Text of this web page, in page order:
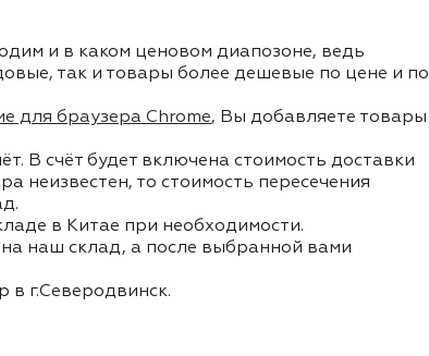
и в каком ценовом диапозоне, ведь
так и товары более дешевые по цене и по
для браузера Chrome, Вы добавляете товары
В счёт будет включена стоимость доставки
неизвестен, то стоимость пересечения
в Китае при необходимости.
наш склад, а после выбранной вами
в г.Северодвинск.